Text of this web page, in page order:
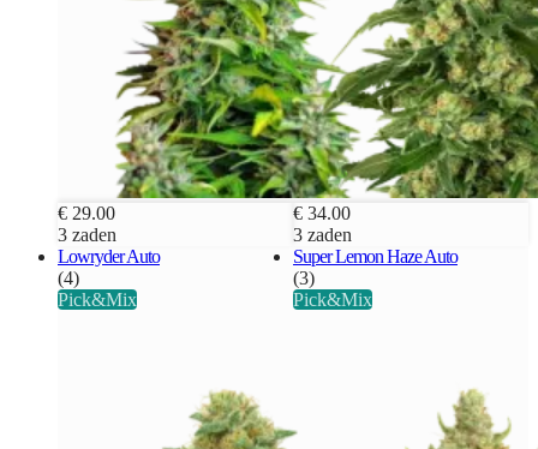
€ 29.00
3 zaden
€ 34.00
3 zaden
Lowryder Auto
(4)
Pick&Mix
Super Lemon Haze Auto
(3)
Pick&Mix